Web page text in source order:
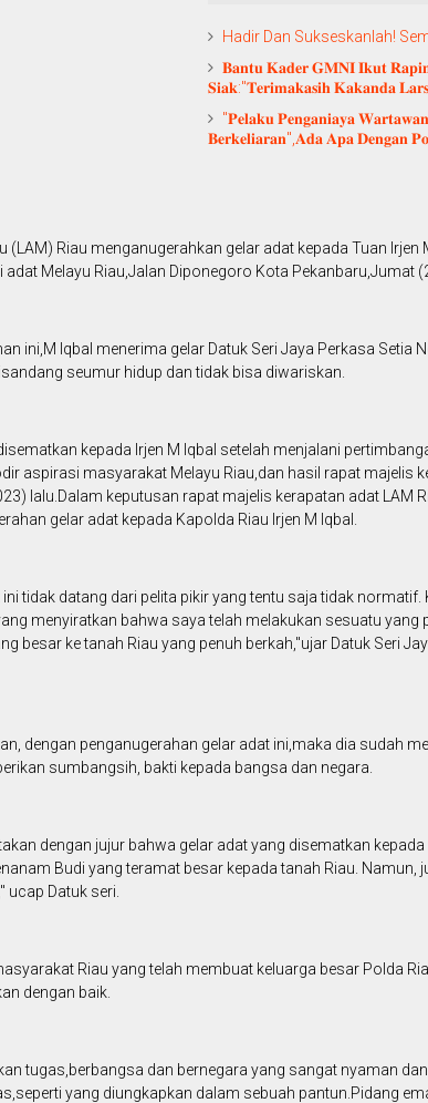
Hadir Dan Sukseskanlah!
𝐁𝐚𝐧𝐭𝐮 𝐊𝐚𝐝𝐞𝐫 𝐆𝐌𝐍𝐈 𝐈𝐤𝐮𝐭
𝐒𝐢𝐚𝐤:"𝐓𝐞𝐫𝐢𝐦𝐚𝐤𝐚𝐬𝐢𝐡 𝐊𝐚𝐤𝐚𝐧𝐝𝐚
"𝐏𝐞𝐥𝐚𝐤𝐮 𝐏𝐞𝐧𝐠𝐚𝐧𝐢𝐚𝐲𝐚
𝐁𝐞𝐫𝐤𝐞𝐥𝐢𝐚𝐫𝐚𝐧",𝐀𝐝𝐚 𝐀𝐩𝐚 𝐃𝐞𝐧𝐠𝐚𝐧
(LAM) Riau menganugerahkan gelar adat kepada Tuan
adat Melayu Riau,Jalan Diponegoro Kota Pekanbaru,Jumat
ini,M Iqbal menerima gelar Datuk Seri Jaya Perkasa Setia
seumur hidup dan tidak bisa diwariskan.
kepada Irjen M Iqbal setelah menjalani
aspirasi masyarakat Melayu Riau,dan hasil rapat majelis
lalu.Dalam keputusan rapat majelis kerapatan adat LAM
gelar adat kepada Kapolda Riau Irjen M Iqbal.
tidak datang dari pelita pikir yang tentu saja tidak normatif.
menyiratkan bahwa saya telah melakukan sesuatu yang
besar ke tanah Riau yang penuh berkah,"ujar Datuk Seri
dengan penganugerahan gelar adat ini,maka dia sudah
sumbangsih, bakti kepada bangsa dan negara.
dengan jujur bahwa gelar adat yang disematkan
Budi yang teramat besar kepada tanah Riau. Namun,
ucap Datuk seri.
Riau yang telah membuat keluarga besar Polda
dengan baik.
tugas,berbangsa dan bernegara yang sangat nyaman
yang diungkapkan dalam sebuah pantun.Pidang